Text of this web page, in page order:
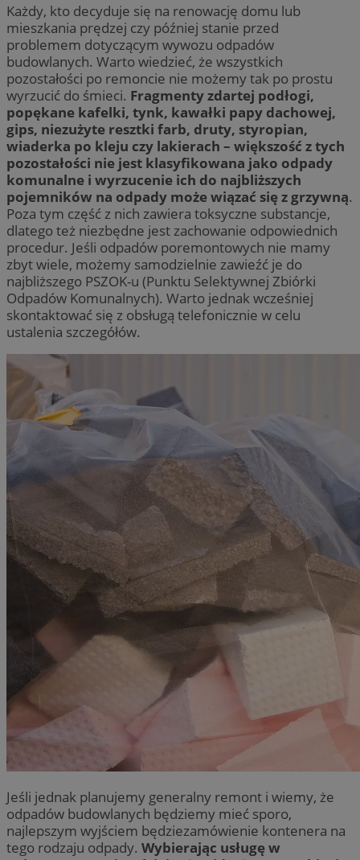
Każdy, kto decyduje się na renowację domu lub
mieszkania prędzej czy później stanie przed
problemem dotyczącym wywozu odpadów
budowlanych. Warto wiedzieć, że wszystkich
pozostałości po remoncie nie możemy tak po prostu
wyrzucić do śmieci. Fragmenty zdartej podłogi,
popękane kafelki, tynk, kawałki papy dachowej,
gips, niezużyte resztki farb, druty, styropian,
wiaderka po kleju czy lakierach – większość z tych
pozostałości nie jest klasyfikowana jako odpady
komunalne i wyrzucenie ich do najbliższych
pojemników na odpady może wiązać się z grzywną.
Poza tym część z nich zawiera toksyczne substancje,
dlatego też niezbędne jest zachowanie odpowiednich
procedur. Jeśli odpadów poremontowych nie mamy
zbyt wiele, możemy samodzielnie zawieźć je do
najbliższego PSZOK-u (Punktu Selektywnej Zbiórki
Odpadów Komunalnych). Warto jednak wcześniej
skontaktować się z obsługą telefonicznie w celu
ustalenia szczegółów.
Jeśli jednak planujemy generalny remont i wiemy, że
odpadów budowlanych będziemy mieć sporo,
najlepszym wyjściem będziezamówienie kontenera na
tego rodzaju odpady. Wybierając usługę w